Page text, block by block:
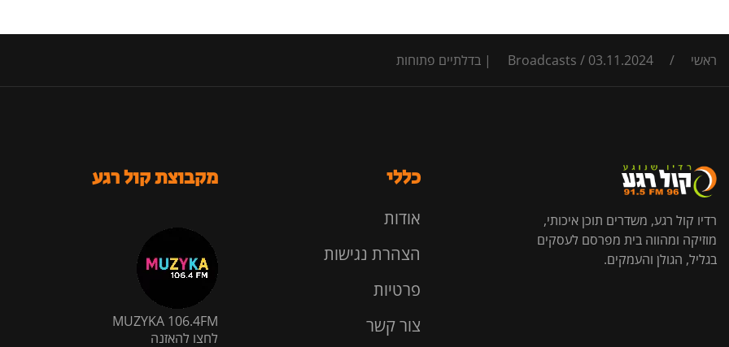
ראשי /
Broadcasts / 03.11.2024 | בדלתיים פתוחות
רדיו קול רגע, משדרים תוכן איכותי,
מוזיקה ומהווה בית מפרסם לעסקים
בגליל, הגולן והעמקים.
כללי
אודות
הצהרת נגישות
פרטיות
צור קשר
מקבוצת קול רגע
MUZYKA 106.4FM
לחצו להאזנה